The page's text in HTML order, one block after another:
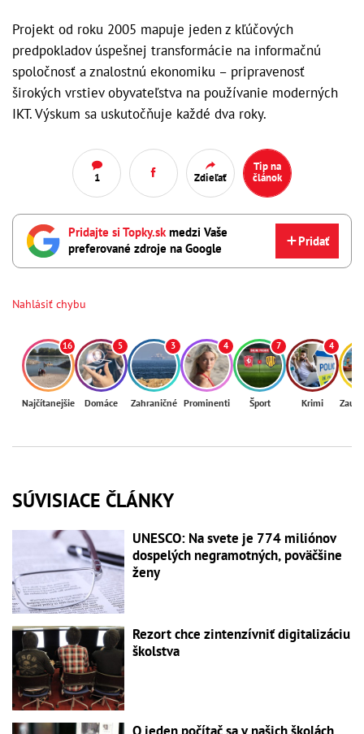
Projekt od roku 2005 mapuje jeden z kľúčových
predpokladov úspešnej transformácie na informačnú
spoločnosť a znalostnú ekonomiku – pripravenosť
širokých vrstiev obyvateľstva na používanie moderných
IKT. Výskum sa uskutočňuje každé dva roky.
1 Zdieľať
Tip na
článok
Pridajte si Topky.skmedzi Vaše
preferované zdroje na Google
Pridať
Nahlásiť chybu
16
Najčítanejšie
5
Domáce
3
Zahraničné
4
Prominenti
7
Šport
4
Krimi
SÚVISIACE ČLÁNKY
UNESCO: Na svete je 774 miliónov
dospelých negramotných, poväčšine
ženy
Rezort chce zintenzívniť digitalizáciu
školstva
O jeden počítač sa v našich školách